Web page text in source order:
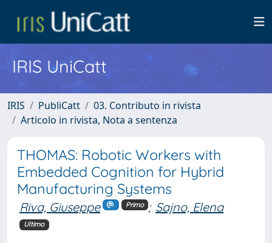
IRIS UniCatt
IRIS PubliCatt
03. Contributo in rivista
Articolo in rivista, Nota a sentenza
THOMAS: Robotic Workers with
Embedded Cognition for Hybrid
Manufacturing Systems
Riva, Giuseppe Primo ; Sajno, Elena
Ultimo